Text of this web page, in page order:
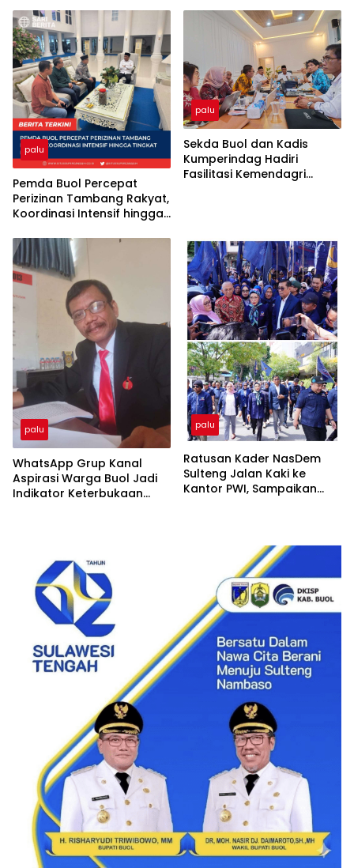
palu
Pemda Buol Percepat
Perizinan Tambang Rakyat,
Koordinasi Intensif hingga
palu
Sekda Buol dan Kadis
Kumperindag Hadiri
Fasilitasi Kemendagri
palu
WhatsApp Grup Kanal
Aspirasi Warga Buol Jadi
Indikator Keterbukaan
palu
Ratusan Kader NasDem
Sulteng Jalan Kaki ke
Kantor PWI, Sampaikan